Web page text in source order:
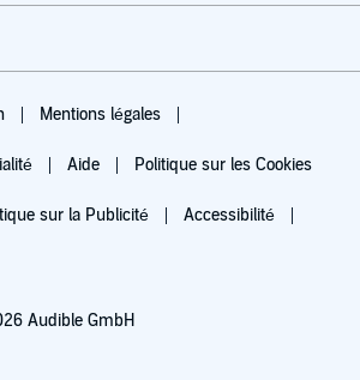
Mentions légales
Aide Politique sur les Cookies
sur la Publicité Accessibilité
Audible GmbH